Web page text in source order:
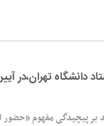
تهران،در
پیچیدگی مفهوم «حضور